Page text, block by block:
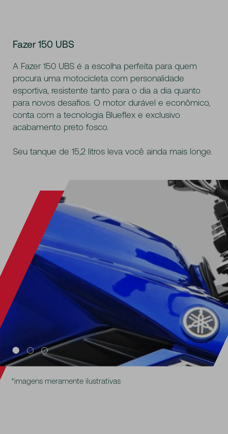
Fazer 150 UBS
A Fazer 150 UBS é a escolha perfeita para quem
procura uma motocicleta com personalidade
esportiva, resistente tanto para o dia a dia quanto
para novos desafios. O motor durável e econômico,
conta com a tecnologia Blueflex e exclusivo
acabamento preto fosco.
Seu tanque de 15,2 litros leva você ainda mais longe.
*imagens meramente ilustrativas